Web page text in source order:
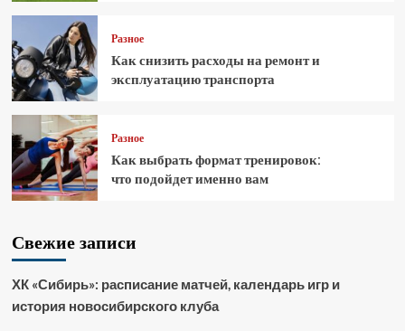
Разное
Как снизить расходы на ремонт и
эксплуатацию транспорта
Разное
Как выбрать формат тренировок:
что подойдет именно вам
Свежие записи
ХК «Сибирь»: расписание матчей, календарь игр и
история новосибирского клуба